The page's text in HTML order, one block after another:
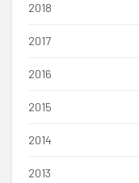
2018
2017
2016
2015
2014
2013